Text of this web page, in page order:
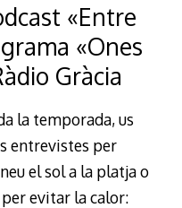
«Entre
«Ones
Gràcia
la temporada, us
entrevistes per
el sol a la platja o
evitar la calor: